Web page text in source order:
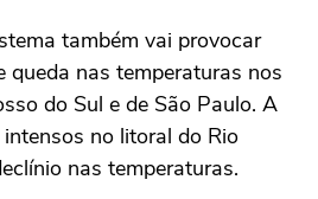
também vai provocar
queda nas temperaturas nos
do Sul e de São Paulo. A
no litoral do Rio
nas temperaturas.